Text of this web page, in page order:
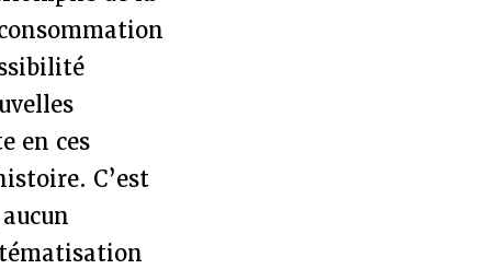
en ces
C’est